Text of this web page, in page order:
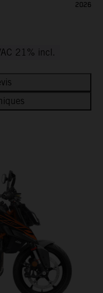
2026
21% incl.